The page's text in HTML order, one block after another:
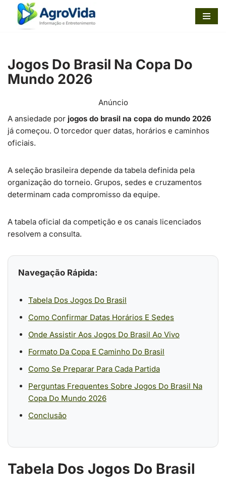
Pular
conteúdo
Jogos Do Brasil Na Copa Do
Mundo 2026
Anúncio
A ansiedade por jogos do brasil na copa do mundo 2026
já começou. O torcedor quer datas, horários e caminhos
oficiais.
A seleção brasileira depende da tabela definida pela
organização do torneio. Grupos, sedes e cruzamentos
determinam cada compromisso da equipe.
A tabela oficial da competição e os canais licenciados
resolvem a consulta.
Navegação Rápida:
Tabela Dos Jogos Do Brasil
Como Confirmar Datas Horários E Sedes
Onde Assistir Aos Jogos Do Brasil Ao Vivo
Formato Da Copa E Caminho Do Brasil
Como Se Preparar Para Cada Partida
Perguntas Frequentes Sobre Jogos Do Brasil Na
Copa Do Mundo 2026
Conclusão
Tabela Dos Jogos Do Brasil